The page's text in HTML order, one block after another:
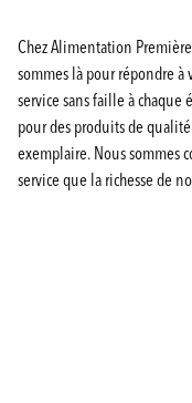
Chez Alimentation
sommes là pour répondre
service sans faille à chaque
pour des produits de
exemplaire. Nous sommes
service que la richesse de